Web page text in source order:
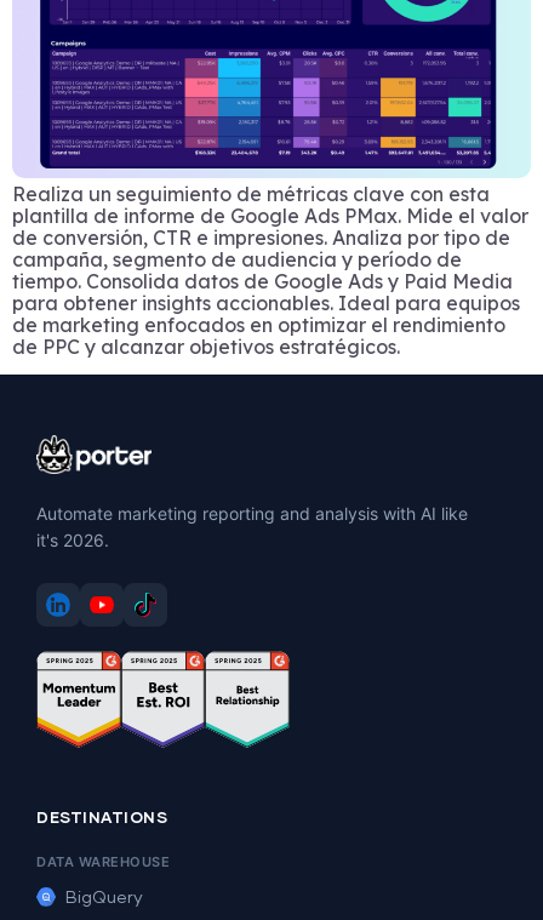
Realiza un seguimiento de métricas clave con esta
plantilla de informe de Google Ads PMax. Mide el valor
de conversión, CTR e impresiones. Analiza por tipo de
campaña, segmento de audiencia y período de
tiempo. Consolida datos de Google Ads y Paid Media
para obtener insights accionables. Ideal para equipos
de marketing enfocados en optimizar el rendimiento
de PPC y alcanzar objetivos estratégicos.
Automate marketing reporting and analysis with AI like
it's 2026.
DESTINATIONS
DATA WAREHOUSE
BigQuery